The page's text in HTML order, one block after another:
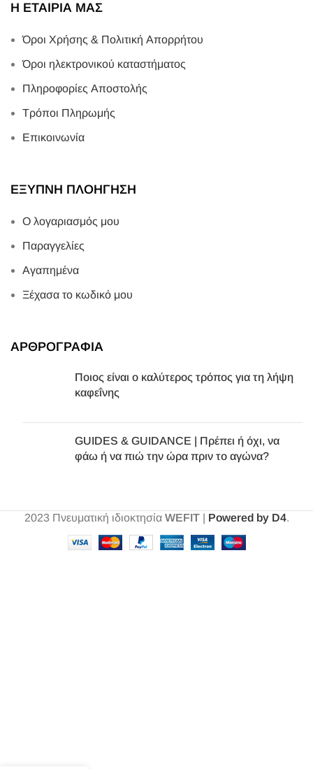
Η ΕΤΑΙΡΙΑ ΜΑΣ
Όροι Χρήσης & Πολιτική Απορρήτου
Όροι ηλεκτρονικού καταστήματος
Πληροφορίες Αποστολής
Τρόποι Πληρωμής
Επικοινωνία
ΕΞΥΠΝΗ ΠΛΟΗΓΗΣΗ
Ο λογαριασμός μου
Παραγγελίες
Αγαπημένα
Ξέχασα το κωδικό μου
ΑΡΘΡΟΓΡΑΦΙΑ
Ποιος είναι ο καλύτερος τρόπος για τη λήψη
καφεΐνης
GUIDES & GUIDANCE | Πρέπει ή όχι, να
φάω ή να πιώ την ώρα πριν το αγώνα?
2023 Πνευματική ιδιοκτησία WEFIT| Powered by D4.